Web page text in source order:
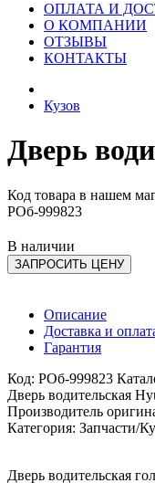
ОПЛАТА И
О КОМПАНИИ
ОТЗЫВЫ
КОНТАКТЫ
Кузов
Дверь
Код товара в нашем
РОб-999823
В наличии
ЗАПРОСИТЬ ЦЕНУ
Описание
Доставка и
Гарантия
Код: РОб-999823
Дверь водительская
Производитель
Категория: Запчасти/
Дверь водительская